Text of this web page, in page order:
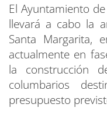
El Ayuntamiento
llevará a cabo la
Santa Margarita,
actualmente en
la construcción
columbarios
presupuesto